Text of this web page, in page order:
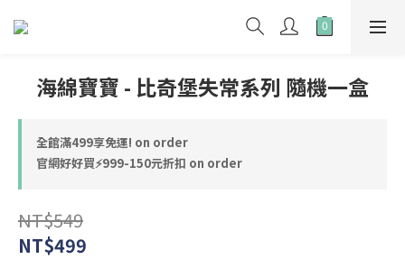
海綿寶寶 - 比奇堡失常系列 隨機一盒
全館滿499享免運! on order
官網好好買⚡999-150元折扣 on order
NT$549
NT$499